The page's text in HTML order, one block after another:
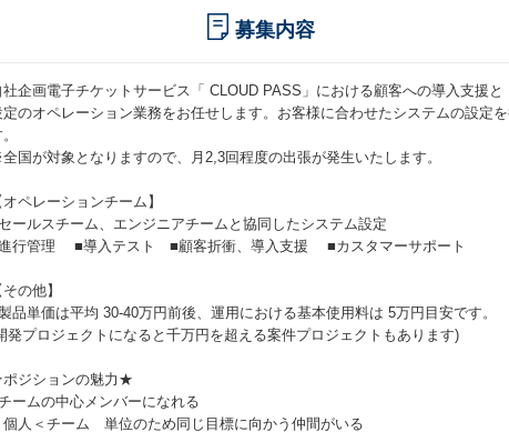
募集内容
社企画電子チケットサービス「 CLOUD PASS」における顧客への導入支援と
定のオペレーション業務をお任せします。お客様に合わせたシステムの設定
国が対象となりますので、月2,3回程度の出張が発生いたします。
オペレーションチーム】
ールスチーム、エンジニアチームと協同したシステム設定
行管理 ■導入テスト ■顧客折衝、導入支援 ■カスタマーサポート
その他】
品単価は平均 30-40万円前後、運用における基本使用料は 5万円目安です。
発プロジェクトになると千万円を超える案件プロジェクトもあります)
ジションの魅力★
ームの中心メンバーになれる
個人＜チーム 単位のため同じ目標に向かう仲間がいる